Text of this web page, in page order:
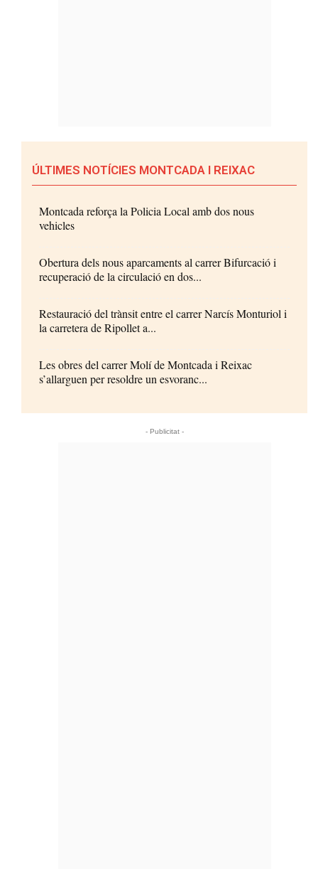
ÚLTIMES NOTÍCIES MONTCADA I REIXAC
Montcada reforça la Policia Local amb dos nous
vehicles
Obertura dels nous aparcaments al carrer Bifurcació i
recuperació de la circulació en dos...
Restauració del trànsit entre el carrer Narcís Monturiol i
la carretera de Ripollet a...
Les obres del carrer Molí de Montcada i Reixac
s’allarguen per resoldre un esvoranc...
- Publicitat -